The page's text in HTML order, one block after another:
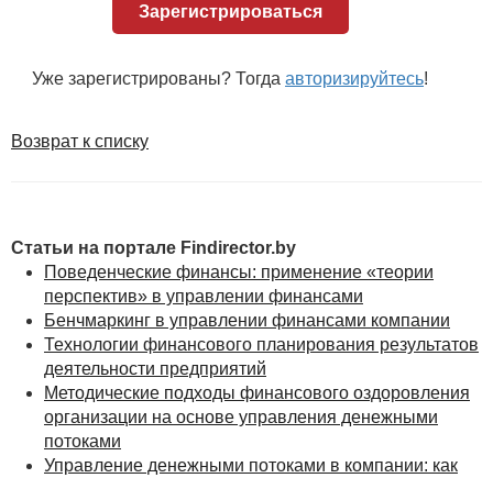
Зарегистрироваться
Уже зарегистрированы? Тогда авторизируйтесь!
Возврат к списку
Статьи на портале Findirector.by
Поведенческие финансы: применение «теории
перспектив» в управлении финансами
Бенчмаркинг в управлении финансами компании
Технологии финансового планирования результатов
деятельности предприятий
Методические подходы финансового оздоровления
организации на основе управления денежными
потоками
Управление денежными потоками в компании: как